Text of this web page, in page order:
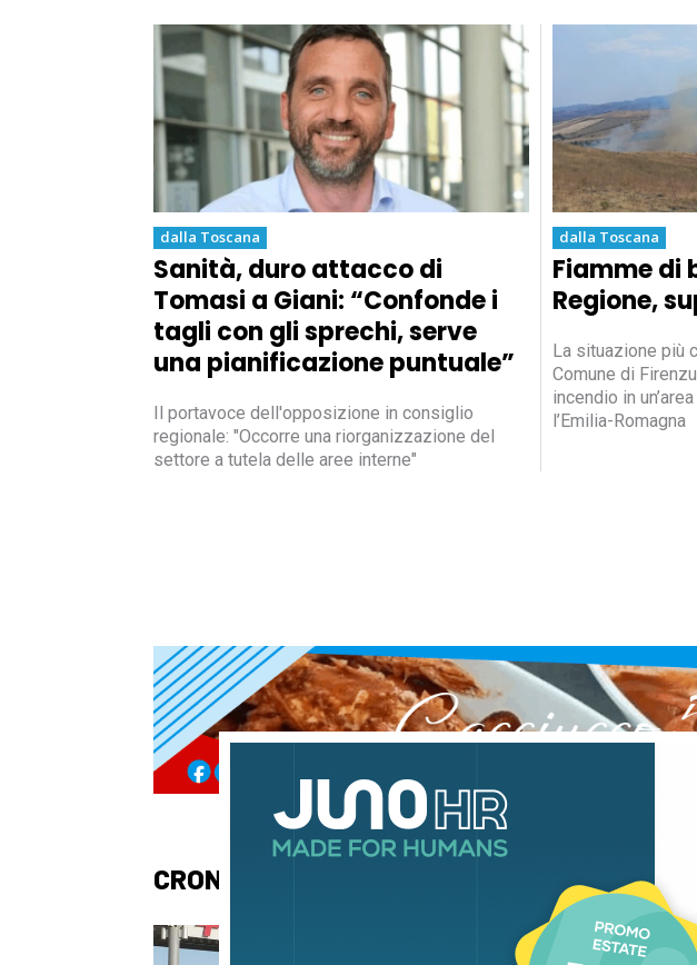
dalla Toscana
Sanità, duro attacco di
Tomasi a Giani: “Confonde i
tagli con gli sprechi, serve
una pianificazione puntuale”
Il portavoce dell'opposizione in consiglio
regionale: "Occorre una riorganizzazione del
settore a tutela delle aree interne"
dalla Toscana
Fiamme di
Regione,
La situazione più
Comune di
incendio in
l’Emilia-Romagna
CRONACA